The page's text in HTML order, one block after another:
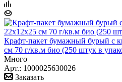
Крафт-пакет бумажный бурый с
см 70 г/кв.м био (250 штук в
Много
Арт.: 1000025630026
Заказать